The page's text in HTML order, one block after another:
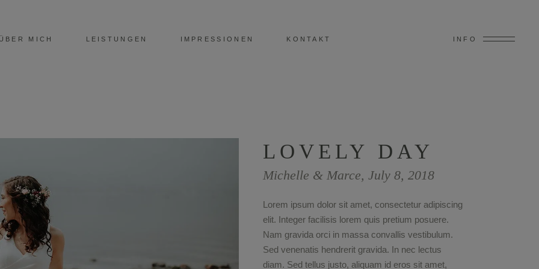
MICH LEISTUNGEN IMPRESSIONEN KONTAKT INFO
LOVELY DAY
Michelle & Marce, July 8, 2018
Lorem ipsum dolor sit amet, consectetur adipiscing
elit. Integer facilisis lorem quis pretium posuere.
Nam gravida orci in massa convallis vestibulum.
Sed venenatis hendrerit gravida. In nec lectus
diam. Sed tellus justo, aliquam id eros sit amet,